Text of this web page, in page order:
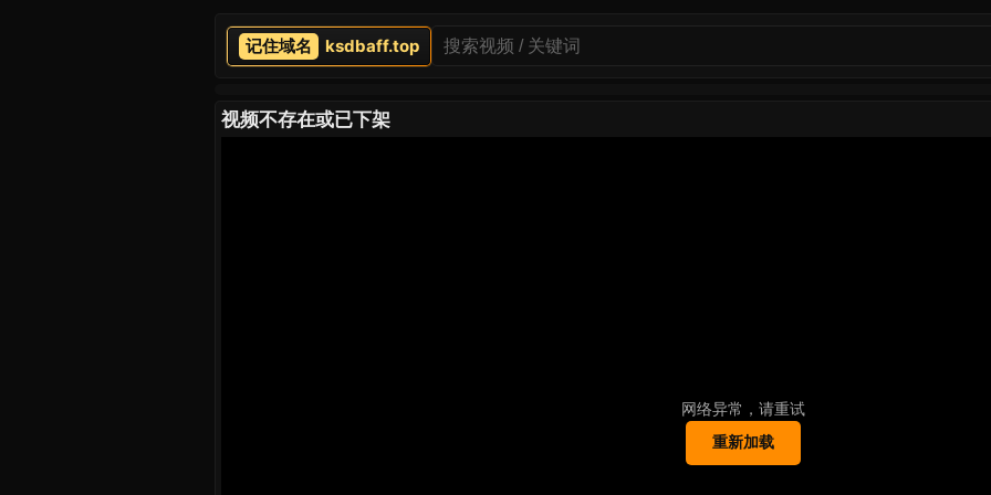
ksdbaff.top
视频不存在或已下架
网络异常，请重试
重新加载